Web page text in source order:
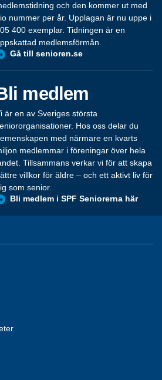
och den kommer ut med
nummer per år. Upplagan är nu uppe i
400 exemplar. Tidningen är en
medlemsförmån.
Gå till senioren.se
medlem
är en av Sveriges största
Hos oss delar du
med närmare en kvarts
medlemmar i föreningar över hela
Tillsammans verkar vi för att skapa
villkor för äldre – och ett aktivt liv för
som senior.
Bli medlem i SPF Seniorerna här